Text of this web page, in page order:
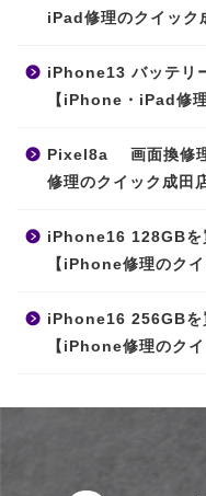
iPad修理のクイック
iPhone13 バッテリ
【iPhone・iPad修
Pixel8a 画面換修
修理のクイック成田
iPhone16 128GBを
【iPhone修理のクイ
iPhone16 256GBを
【iPhone修理のクイ